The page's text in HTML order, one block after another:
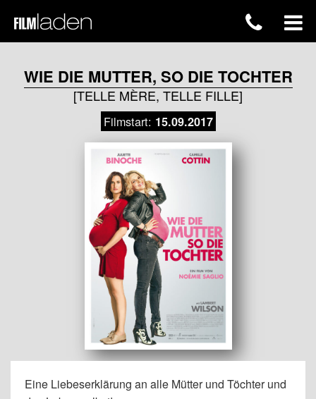
WIE DIE MUTTER, SO DIE TOCHTER
[TELLE MÈRE, TELLE FILLE]
Filmstart: 15.09.2017
Eine Liebeserklärung an alle Mütter und Töchter und